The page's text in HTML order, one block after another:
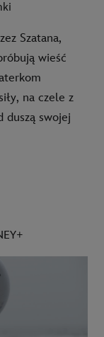
Szatana,
wieść
na czele z
duszą swojej